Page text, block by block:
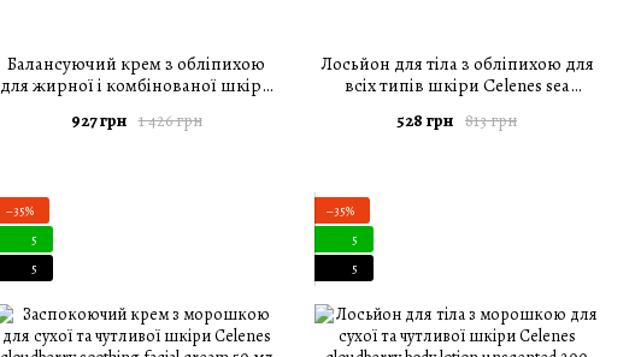
Балансуючий крем з обліпихою
для жирної і комбінованої шкіри
facial cream 50 мл
1 426 грн
927 грн
Лосьйон для тіла з обліпихою для
всіх типів шкіри Celenes sea
813 грн
528 грн
−35%
5
5
−35%
5
5